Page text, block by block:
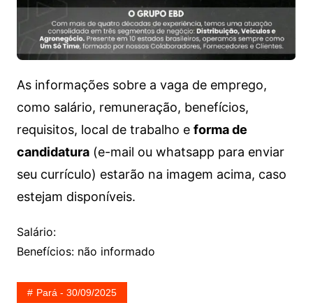
As informações sobre a vaga de emprego,
como salário, remuneração, benefícios,
requisitos, local de trabalho e forma de
candidatura(e-mail ou whatsapp para enviar
seu currículo) estarão na imagem acima, caso
estejam disponíveis.
Salário:
Benefícios: não informado
Pará - 30/09/2025